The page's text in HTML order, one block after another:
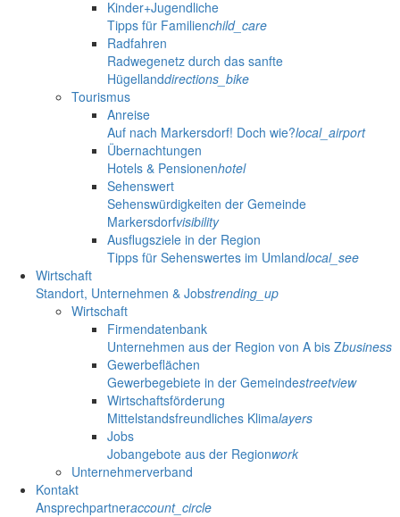
Kinder+Jugendliche
Tipps für Familienchild_care
Radfahren
Radwegenetz durch das sanfte
Hügellanddirections_bike
Tourismus
Anreise
Auf nach Markersdorf! Doch wie?local_airport
Übernachtungen
Hotels & Pensionenhotel
Sehenswert
Sehenswürdigkeiten der Gemeinde
Markersdorfvisibility
Ausflugsziele in der Region
Tipps für Sehenswertes im Umlandlocal_see
Wirtschaft
Standort, Unternehmen & Jobstrending_up
Wirtschaft
Firmendatenbank
Unternehmen aus der Region von A bis Zbusiness
Gewerbeflächen
Gewerbegebiete in der Gemeindestreetview
Wirtschaftsförderung
Mittelstandsfreundliches Klimalayers
Jobs
Jobangebote aus der Regionwork
Unternehmerverband
Kontakt
Ansprechpartneraccount_circle